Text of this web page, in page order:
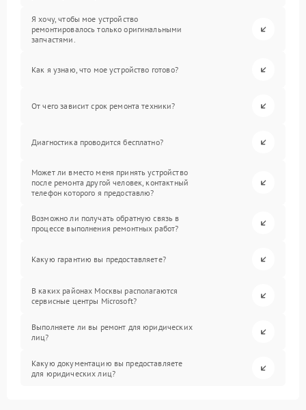
Я хочу, чтобы мое устройство
ремонтировалось только оригинальными
запчастями.
Как я узнаю, что мое устройство готово?
От чего зависит срок ремонта техники?
Диагностика проводится бесплатно?
Может ли вместо меня принять устройство
после ремонта другой человек, контактный
телефон которого я предоставлю?
Возможно ли получать обратную связь в
процессе выполнения ремонтных работ?
Какую гарантию вы предоставляете?
В каких районах Москвы располагаются
сервисные центры Microsoft?
Выполняете ли вы ремонт для юридических
лиц?
Какую документацию вы предоставляете
для юридических лиц?